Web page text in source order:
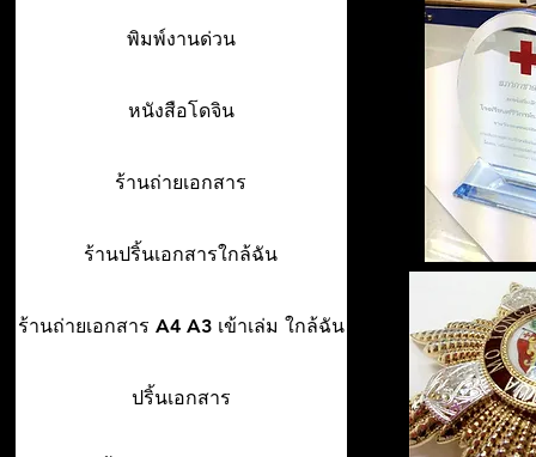
พิมพ์งานด่วน
หนังสือโดจิน
ร้านถ่ายเอกสาร
ร้านปริ้นเอกสารใกล้ฉัน
ร้านถ่ายเอกสาร A4 A3 เข้าเล่ม ใกล้ฉัน
ปริ้นเอกสาร